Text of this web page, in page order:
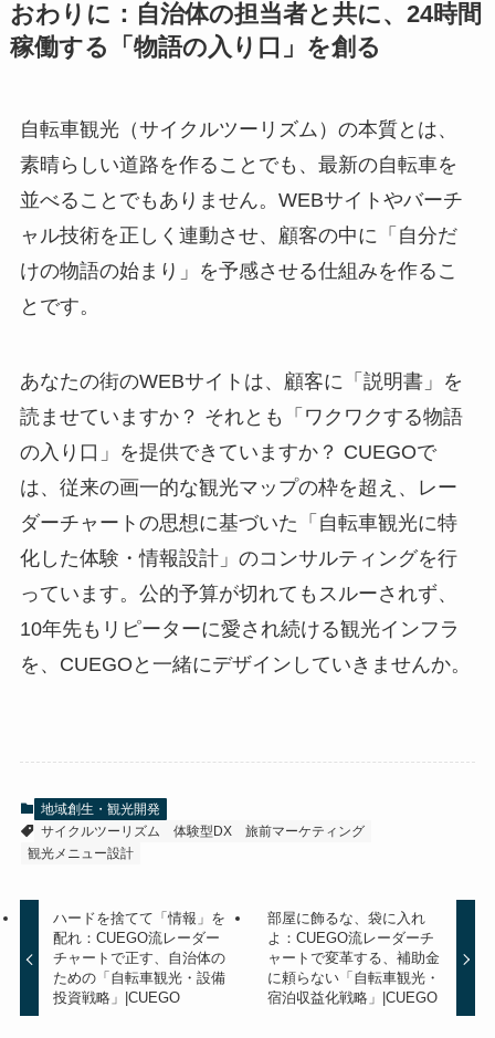
おわりに：自治体の担当者と共に、24時間
稼働する「物語の入り口」を創る
自転車観光（サイクルツーリズム）の本質とは、
素晴らしい道路を作ることでも、最新の自転車を
並べることでもありません。WEBサイトやバーチ
ャル技術を正しく連動させ、顧客の中に「自分だ
けの物語の始まり」を予感させる仕組みを作るこ
とです。
あなたの街のWEBサイトは、顧客に「説明書」を
読ませていますか？ それとも「ワクワクする物語
の入り口」を提供できていますか？ CUEGOで
は、従来の画一的な観光マップの枠を超え、レー
ダーチャートの思想に基づいた「自転車観光に特
化した体験・情報設計」のコンサルティングを行
っています。公的予算が切れてもスルーされず、
10年先もリピーターに愛され続ける観光インフラ
を、CUEGOと一緒にデザインしていきませんか。
地域創生・観光開発
サイクルツーリズム
体験型DX
旅前マーケティング
観光メニュー設計
ハードを捨てて「情報」を
配れ：CUEGO流レーダー
チャートで正す、自治体の
ための「自転車観光・設備
投資戦略」|CUEGO
部屋に飾るな、袋に入れ
よ：CUEGO流レーダーチ
ャートで変革する、補助金
に頼らない「自転車観光・
宿泊収益化戦略」|CUEGO